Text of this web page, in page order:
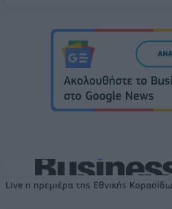
Live η πρεμιέρα της Εθνικής